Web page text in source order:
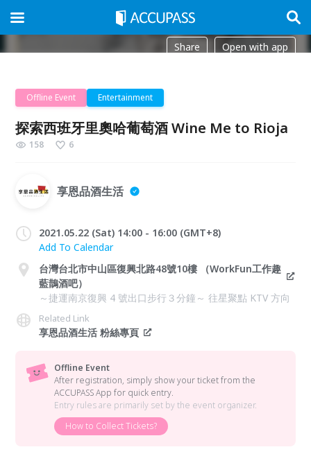
Share Open with app
Offline Event Entertainment
探索西班牙里奧哈葡萄酒 Wine Me to Rioja
158 6
享恩品酒生活
2021.05.22 (Sat) 14:00 - 16:00 (GMT+8)
Add To Calendar
台灣台北市中山區復興北路48號10樓 （WorkFun工作趣
藍鵲酒吧）
～捷運南京復興 4 號出口步行３分鐘～ 往星聚點 KTV 方向
Related Link
享恩品酒生活 粉絲專頁
Offline Event
After registration, simply show your ticket from the
ACCUPASS App for quick entry.
Entry rules are primarily set by the event organizer.
How to Collect Tickets?